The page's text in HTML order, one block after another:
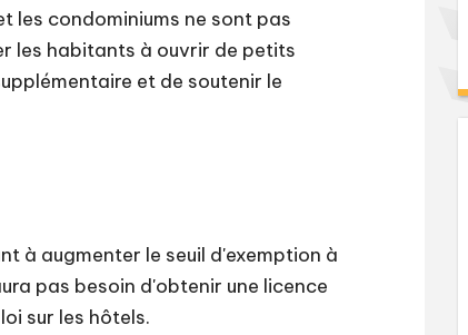
les condominiums ne sont pas
les habitants à ouvrir de petits
et de soutenir le
à augmenter le seuil d'exemption à
pas besoin d'obtenir une licence
sur les hôtels.